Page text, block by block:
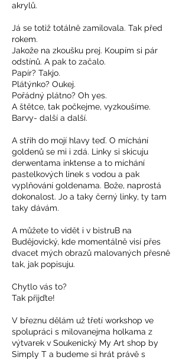
akrylů.
Já se totiž totálně zamilovala. Tak před
rokem.
Jakože na zkoušku prej. Koupím si pár
odstínů. A pak to začalo.
Papír? Takjo.
Plátýnko? Oukej.
Pořádný plátno? Oh yes.
A štětce, tak počkejme, vyzkoušíme.
Barvy- další a další.
A střih do mojí hlavy teď. O míchání
goldenů se mi i zdá. Linky si skicuju
derwentama inktense a to míchání
pastelkových linek s vodou a pak
vyplňování goldenama. Bože, naprostá
dokonalost. Jo a taky černý linky, ty tam
taky dávám.
A můžete to vidět i v bistruB na
Budějovický, kde momentálně visí přes
dvacet mých obrazů malovaných přesně
tak, jak popisuju.
Chytlo vás to?
Tak přijďte!
V březnu dělám už třetí workshop ve
spolupráci s milovanejma holkama z
výtvarek v Soukenický My Art shop by
Simply T a budeme si hrát právě s